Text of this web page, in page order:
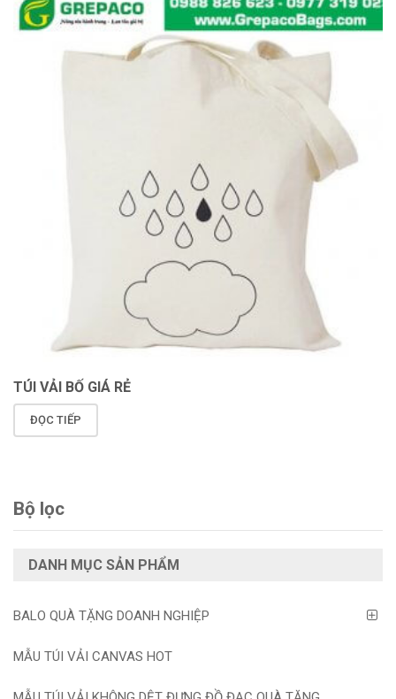
TÚI VẢI BỐ GIÁ RẺ
ĐỌC TIẾP
Bộ lọc
DANH MỤC SẢN PHẨM
BALO QUÀ TẶNG DOANH NGHIỆP
MẪU TÚI VẢI CANVAS HOT